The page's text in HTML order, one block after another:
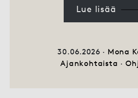
Lue lisää
30.06.2026 · Mona
Ajankohtaista ·